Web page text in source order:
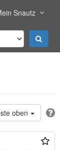
Snautz
oben